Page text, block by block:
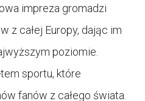
impreza gromadzi
z całej Europy, dając im
poziomie.
sportu, które
fanów z całego świata.